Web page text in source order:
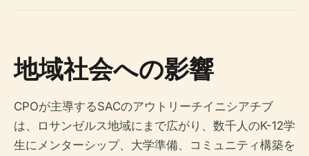
地域社会への影響
CPOが主導するSACのアウトリーチイニシアチブ
は、ロサンゼルス地域にまで広がり、数千人のK-12学
生にメンターシップ、大学準備、コミュニティ構築を